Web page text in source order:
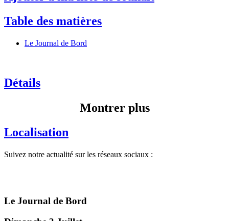
Table des matières
Le Journal de Bord
Détails
Montrer plus
Localisation
Suivez notre actualité sur les réseaux sociaux :
Le Journal de Bord